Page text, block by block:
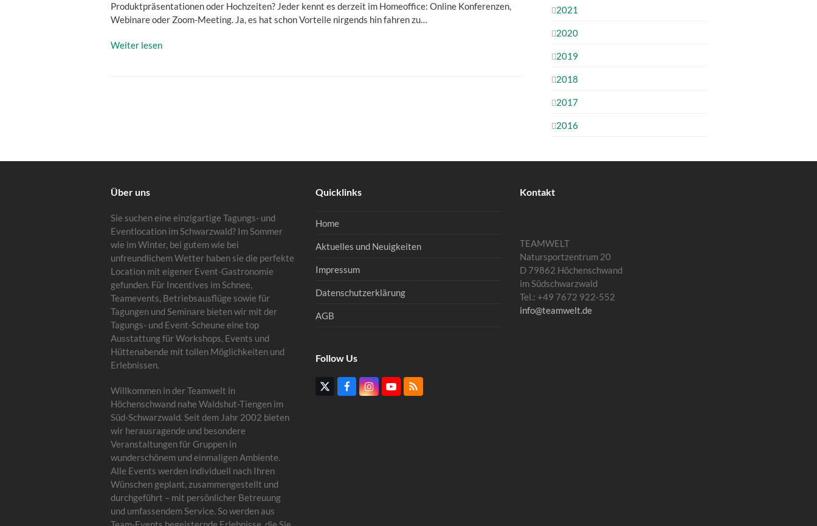
Produktpräsentationen oder Hochzeiten? Jeder kennt es derzeit im Homeoffice: Online Konferenzen,
Webinare oder Zoom-Meeting. Ja, es hat schon Vorteile nirgends hin fahren zu…
Weiter lesen
2021
2020
2019
2018
2017
2016
Über uns
Sie suchen eine einzigartige Tagungs- und
Eventlocation im Schwarzwald? Im Sommer
wie im Winter, bei gutem wie bei
unfreundlichem Wetter haben sie die perfekte
Location mit eigener Event-Gastronomie
gefunden. Für Incentives im Schnee,
Teamevents, Betriebsausflüge sowie für
Tagungen und Seminare bieten wir mit der
Tagungs- und Event-Scheune eine top
Ausstattung für Workshops, Events und
Hüttenabende mit tollen Möglichkeiten und
Erlebnissen.
Willkommen in der Teamwelt in
Höchenschwand nahe Waldshut-Tiengen im
Süd-Schwarzwald. Seit dem Jahr 2002 bieten
wir herausragende und besondere
Veranstaltungen für Gruppen in
wunderschönem und einmaligen Ambiente.
Alle Events werden individuell nach Ihren
Wünschen geplant, zusammengestellt und
durchgeführt – mit persönlicher Betreuung
und umfassendem Service. So werden aus
Quicklinks
Home
Aktuelles und Neuigkeiten
Impressum
Datenschutzerklärung
AGB
Follow Us
TwitterFacebookInstagram
YouTube
RSS
Kontakt
TEAMWELT
Natursportzentrum 20
D 79862 Höchenschwand
im Südschwarzwald
Tel.: +49 7672 922-552
info@teamwelt.de